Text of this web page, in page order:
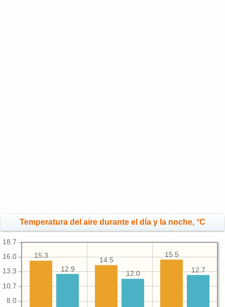
Temperatura del aire durante el día y la noche, °C
8.0
10.7
13.3
16.0
18.7
15.5
14.5
15.3
12.7
12.0
12.9